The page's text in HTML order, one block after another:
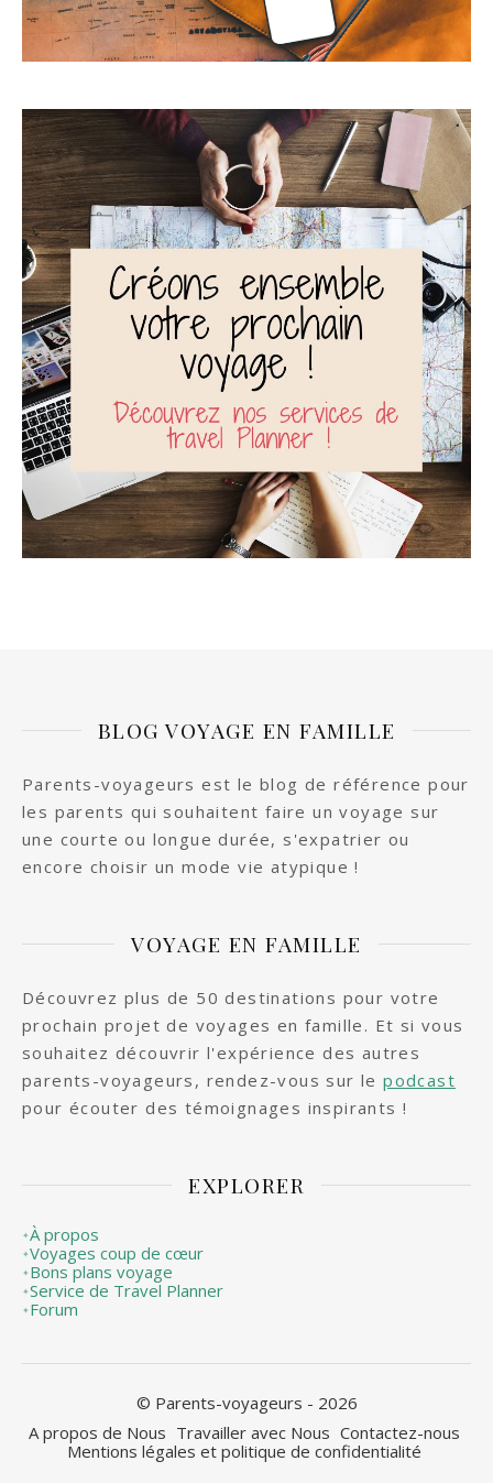
BLOG VOYAGE EN FAMILLE
Parents-voyageurs est le blog de référence pour
les parents qui souhaitent faire un voyage sur
une courte ou longue durée, s'expatrier ou
encore choisir un mode vie atypique !
VOYAGE EN FAMILLE
Découvrez plus de 50 destinations pour votre
prochain projet de voyages en famille. Et si vous
souhaitez découvrir l'expérience des autres
parents-voyageurs, rendez-vous sur lepodcast
pour écouter des témoignages inspirants !
EXPLORER
✦À propos
✦Voyages coup de cœur
✦Bons plans voyage
✦Service de Travel Planner
✦Forum
© Parents-voyageurs - 2026
A propos de Nous Travailler avec Nous Contactez-nous
Mentions légales et politique de confidentialité